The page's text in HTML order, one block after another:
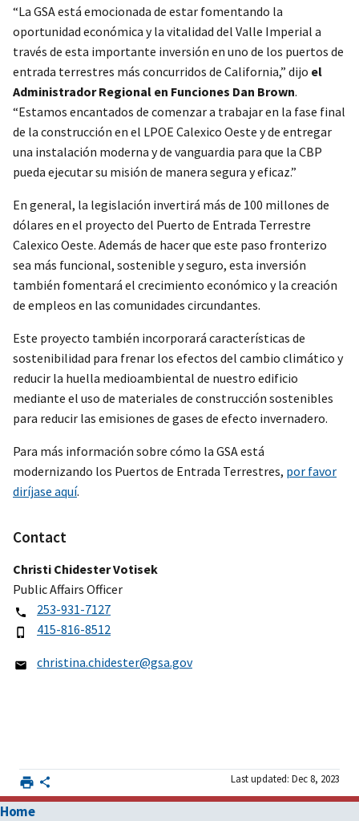
“La GSA está emocionada de estar fomentando la
oportunidad económica y la vitalidad del Valle Imperial a
través de esta importante inversión en uno de los puertos de
entrada terrestres más concurridos de California,” dijo el
Administrador Regional en Funciones Dan Brown.
“Estamos encantados de comenzar a trabajar en la fase final
de la construcción en el LPOE Calexico Oeste y de entregar
una instalación moderna y de vanguardia para que la CBP
pueda ejecutar su misión de manera segura y eficaz.”
En general, la legislación invertirá más de 100 millones de
dólares en el proyecto del Puerto de Entrada Terrestre
Calexico Oeste. Además de hacer que este paso fronterizo
sea más funcional, sostenible y seguro, esta inversión
también fomentará el crecimiento económico y la creación
de empleos en las comunidades circundantes.
Este proyecto también incorporará características de
sostenibilidad para frenar los efectos del cambio climático y
reducir la huella medioambiental de nuestro edificio
mediante el uso de materiales de construcción sostenibles
para reducir las emisiones de gases de efecto invernadero.
Para más información sobre cómo la GSA está
modernizando los Puertos de Entrada Terrestres, por favor
diríjase aquí.
Contact
Christi Chidester Votisek
Public Affairs Officer
253-931-7127
415-816-8512
christina.chidester@gsa.gov
Last updated: Dec 8, 2023
Home